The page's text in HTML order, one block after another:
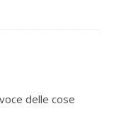
delle cose